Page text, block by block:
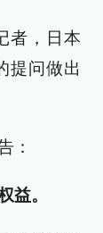
者，日本
提问做出
：
益。